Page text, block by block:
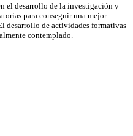
el desarrollo de la investigación y
para conseguir una mejor
desarrollo de actividades formativas
contemplado.